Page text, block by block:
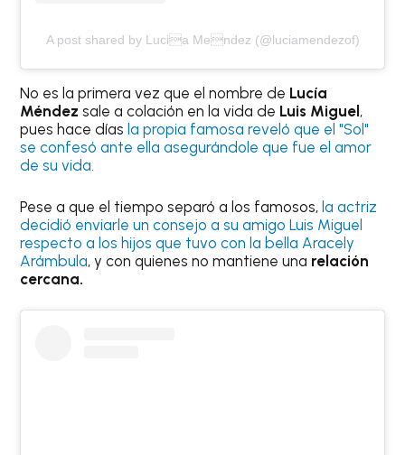
A post shared by Lucia Mendez (@luciamendezof)
No es la primera vez que el nombre de Lucía
Méndezsale a colación en la vida de Luis Miguel ,
pues hace días la propia famosa reveló que el "Sol"
se confesó ante ella asegurándole que fue el amor
de su vida.
Pese a que el tiempo separó a los famosos, la actriz
decidió enviarle un consejo a su amigo Luis Miguel
respecto a los hijos que tuvo con la bella Aracely
Arámbula, y con quienes no mantiene una relación
cercana.